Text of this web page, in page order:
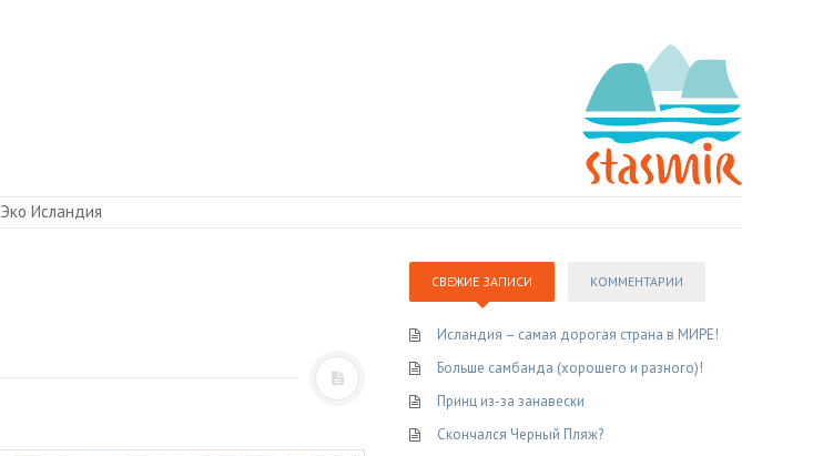
Эко Исландия
СВЕЖИЕ ЗАПИСИ КОММЕНТАРИИ
Исландия – самая дорогая страна в МИРЕ!
Больше самбанда (хорошего и разного)!
Принц из-за занавески
Скончался Черный Пляж?